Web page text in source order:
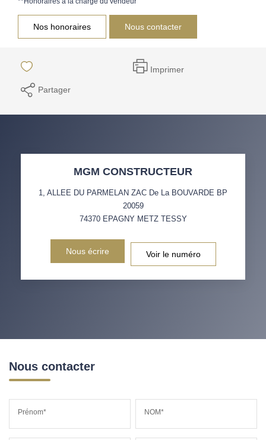
Nos honoraires Nous contacter
Imprimer
Partager
MGM CONSTRUCTEUR
1, ALLEE DU PARMELAN ZAC De La BOUVARDE BP
20059
74370 EPAGNY METZ TESSY
Nous écrire Voir le numéro
Nous contacter
Prénom* NOM*